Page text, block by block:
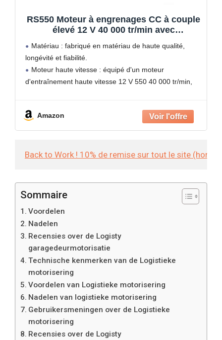
RS550 Moteur à engrenages CC à couple
élevé 12 V 40 000 tr/min avec
voitures électriques
Matériau : fabriqué en matériau de haute qualité,
longévité et fiabilité.
Moteur haute vitesse : équipé d'un moteur
d'entraînement haute vitesse 12 V 550 40 000 tr/min,
changement
Amazon
Back to Work ! 10% de remise sur tout le site (hors
Sommaire
Voordelen
Nadelen
Recensies over de Logisty
garagedeurmotorisatie
Technische kenmerken van de Logistieke
motorisering
Voordelen van Logistieke motorisering
Nadelen van logistieke motorisering
Gebruikersmeningen over de Logistieke
motorisering
Recensies over de Logisty